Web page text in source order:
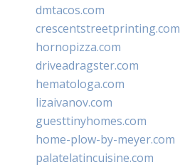
dmtacos.com
crescentstreetprinting.com
hornopizza.com
driveadragster.com
hematologa.com
lizaivanov.com
guesttinyhomes.com
home-plow-by-meyer.com
palatelatincuisine.com